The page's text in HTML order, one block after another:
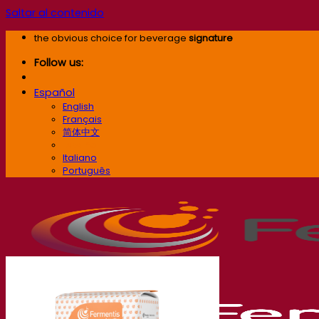
Saltar al contenido
the obvious choice for beverage signature
Follow us:
Español
English
Français
简体中文
Italiano
Português